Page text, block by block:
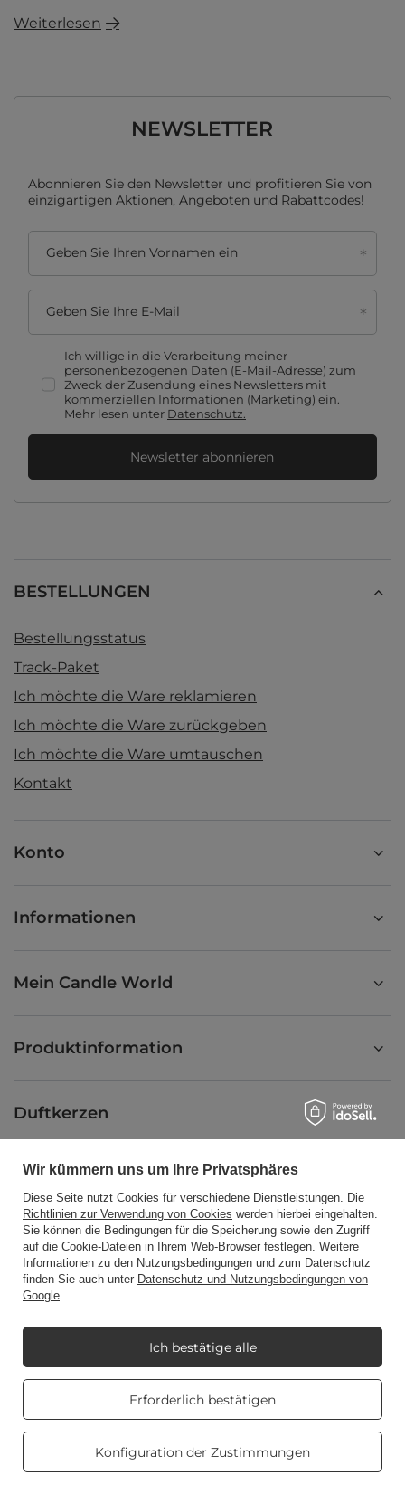
Weiterlesen
NEWSLETTER
Abonnieren Sie den Newsletter und profitieren Sie von
einzigartigen Aktionen, Angeboten und Rabattcodes!
Geben Sie Ihren Vornamen ein
Geben Sie Ihre E-Mail
Ich willige in die Verarbeitung meiner
personenbezogenen Daten (E-Mail-Adresse) zum
Zweck der Zusendung eines Newsletters mit
kommerziellen Informationen (Marketing) ein.
Mehr lesen unter Datenschutz.
Newsletter abonnieren
BESTELLUNGEN
Bestellungsstatus
Track-Paket
Ich möchte die Ware reklamieren
Ich möchte die Ware zurückgeben
Ich möchte die Ware umtauschen
Kontakt
Konto
Informationen
Mein Candle World
Produktinformation
Duftkerzen
Abkürzung
Blog
shop@candleworld.eu
Candle World,Tarnowska 23/2,61-323Poznań
Im Shop präsentieren wir die Nettopreise (exkl. MwSt.).
Wir kümmern uns um Ihre Privatsphäres
Diese Seite nutzt Cookies für verschiedene Dienstleistungen. Die
Richtlinien zur Verwendung von Cookies werden hierbei eingehalten.
Sie können die Bedingungen für die Speicherung sowie den Zugriff
auf die Cookie-Dateien in Ihrem Web-Browser festlegen. Weitere
Informationen zu den Nutzungsbedingungen und zum Datenschutz
finden Sie auch unter Datenschutz und Nutzungsbedingungen von
Google.
Erforderlich bestätigen
Konfiguration der Zustimmungen
Ich bestätige alle